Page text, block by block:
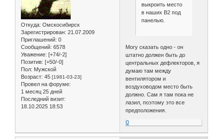
Откуда: Омскосибирск
Зарегистрирован: 21.07.2009
Приглашений: 0
Сообщений: 6578
Уважение: [+74/-2]
Позитив: [+50/-0]
Пол: Мужской
Возраст: 45 [1981-03-23]
Провел на форуме:
1 месяц 25 дней
Последний визит:
18.10.2025 18:53
выкроить место
в наших В2 под
панелью.
Могу сказать одно - он
штатно должен быть до
центральных дефлекторов, я
думаю там между
вентилятором и
воздуховодом место быть
должно. Сам я там пока не
лазил, поэтому это все
предположения.
0